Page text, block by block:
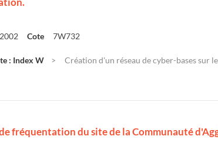
2002 Cote 7W732
: Index W Création d'un réseau de cyber-bases sur
fréquentation du site de la Communauté